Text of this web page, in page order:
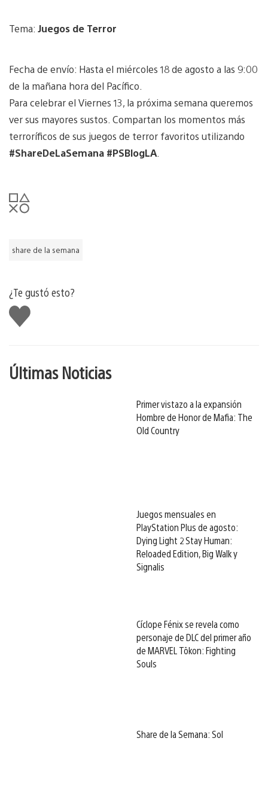
Tema: Juegos de Terror
Fecha de envío: Hasta el miércoles 18 de agosto a las 9:00
de la mañana hora del Pacífico.
Para celebrar el Viernes 13, la próxima semana queremos
ver sus mayores sustos. Compartan los momentos más
terroríficos de sus juegos de terror favoritos utilizando
#ShareDeLaSemana #PSBlogLA
share de la semana
¿Te gustó esto?
Me
gusta
Últimas Noticias
Primer vistazo a la expansión
Hombre de Honor de Mafia: The
Old Country
Juegos mensuales en
PlayStation Plus de agosto:
Dying Light 2 Stay Human:
Reloaded Edition, Big Walk y
Signalis
Cíclope Fénix se revela como
personaje de DLC del primer año
de MARVEL Tōkon: Fighting
Souls
Share de la Semana: Sol